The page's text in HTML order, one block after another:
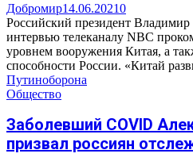
Добромир14.06.20210
Российский президент
интервью телеканалу NBC
уровнем вооружения Китая, а
способности России. «Китай
Путиноборона
Общество
Заболевший COVID
призвал россиян